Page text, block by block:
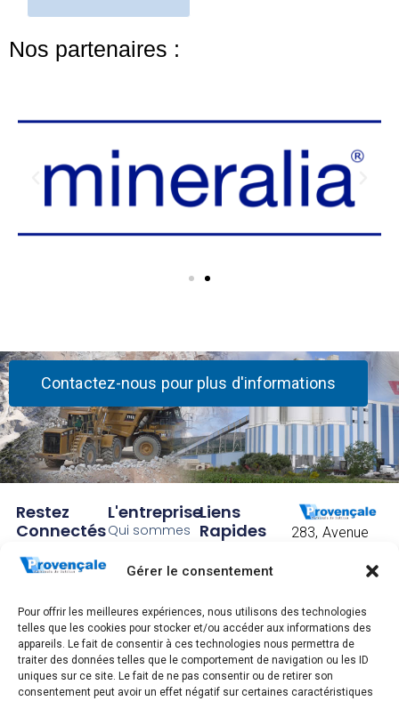
Gérer le consentement
Pour offrir les meilleures expériences, nous utilisons des technologies
telles que les cookies pour stocker et/ou accéder aux informations des
appareils. Le fait de consentir à ces technologies nous permettra de
traiter des données telles que le comportement de navigation ou les ID
uniques sur ce site. Le fait de ne pas consentir ou de retirer son
consentement peut avoir un effet négatif sur certaines caractéristiques
Nos partenaires :
Contactez-nous pour plus d'informations
283, Avenue
83175
Brignoles
cedex
Tél. : +33 4 94
72 83 00
L'entreprise
Qui sommes
Notre histoire
Recrutement
Liens
Rapides
Contact
Mentions
légales,
gestion
données
Restez
Connectés
Abonnez
recevoir
nos
actualités.